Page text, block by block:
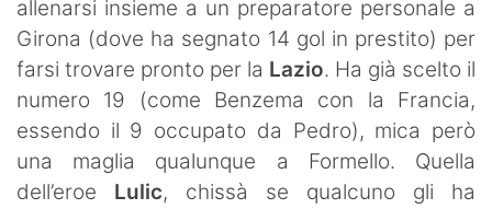
allenarsi insieme a un preparatore personale a
Girona (dove ha segnato 14 gol in prestito) per
farsi trovare pronto per la Lazio. Ha già scelto il
numero 19 (come Benzema con la Francia,
essendo il 9 occupato da Pedro), mica però
una maglia qualunque a Formello. Quella
dell’eroe Lulic, chissà se qualcuno gli ha